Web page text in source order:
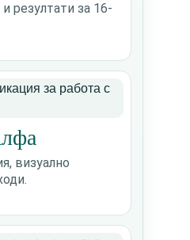
резултати за 16-
визуално